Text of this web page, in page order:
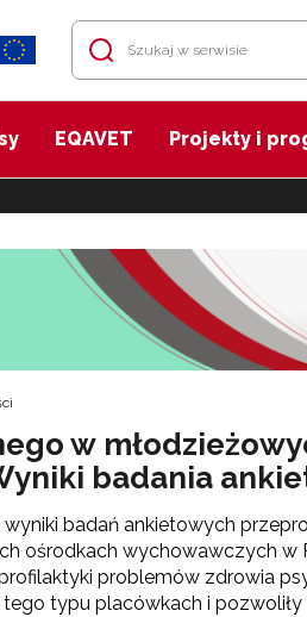
EQAVET Projekty i
w
badania
badań ankietowych
ośrodkach wychowawczych w
problemów zdrowia
typu placówkach i